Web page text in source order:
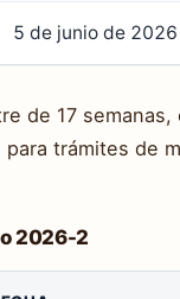
5 de junio de
de 17
trámites de
2026-2